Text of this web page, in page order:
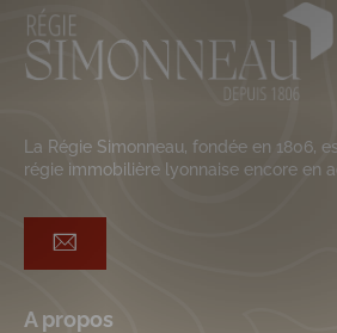
La Régie Simonneau, fondée en 1806,
régie immobilière lyonnaise encore en
A propos